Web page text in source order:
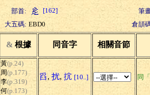
部首: [162]
筆
大五碼: EBD0 倉頡
& 根據 同音字 相關音節
黃(p.24)
周(p.177)
李(p.319)
何(p.173)
舀, 扰, 抭 [10..] 同